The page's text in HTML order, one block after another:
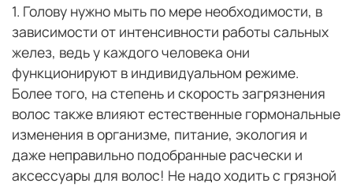
1. Голову нужно мыть по мере необходимости, в
зависимости от интенсивности работы сальных
желез, ведь у каждого человека они
функционируют в индивидуальном режиме.
Более того, на степень и скорость загрязнения
волос также влияют естественные гормональные
изменения в организме, питание, экология и
даже неправильно подобранные расчески и
аксессуары для волос! Не надо ходить с грязной